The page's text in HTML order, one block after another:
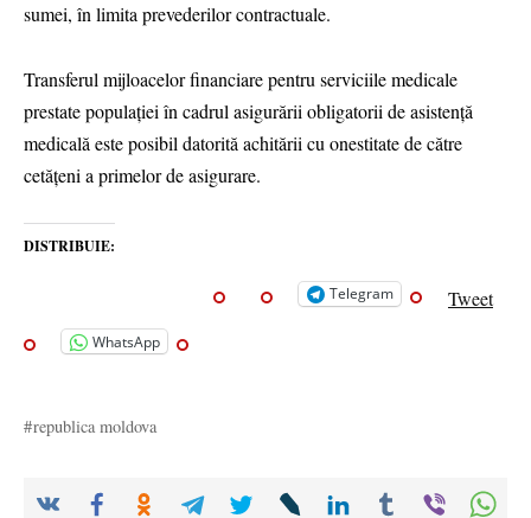
sumei, în limita prevederilor contractuale.
Transferul mijloacelor financiare pentru serviciile medicale
prestate populației în cadrul asigurării obligatorii de asistență
medicală este posibil datorită achitării cu onestitate de către
cetățeni a primelor de asigurare.
DISTRIBUIE:
Telegram Tweet
WhatsApp
republica moldova